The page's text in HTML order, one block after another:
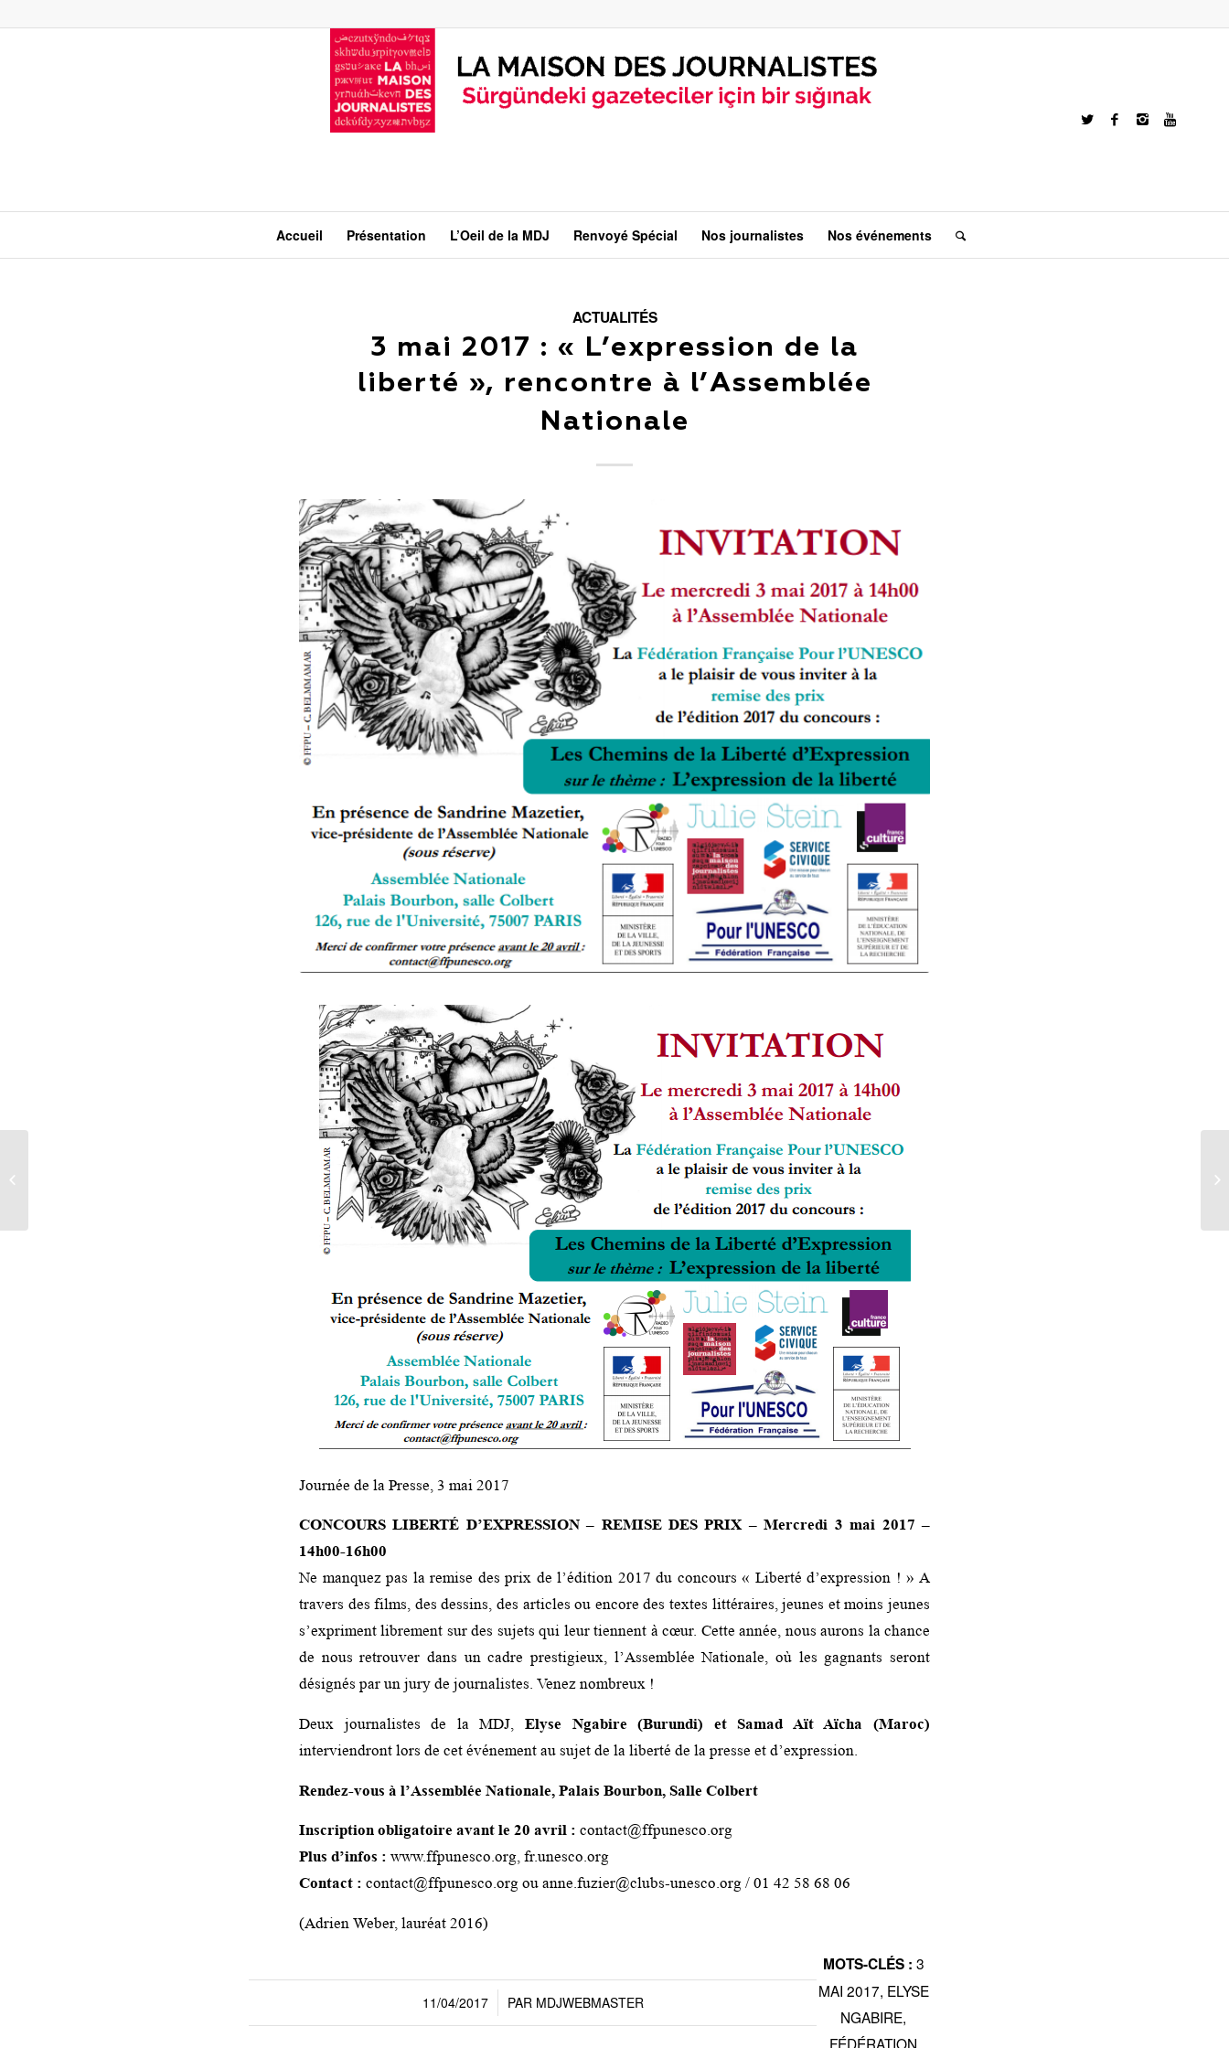
Accueil Présentation L’Oeil de la MDJ Renvoyé Spécial Nos journalistes Nos événements
ACTUALITÉS
3 mai 2017 : « L’expression de la
liberté », rencontre à l’Assemblée
Nationale
Journée de la Presse, 3 mai 2017
CONCOURS LIBERTÉ D’EXPRESSION – REMISE DES PRIX – Mercredi 3 mai 2017 –
14h00-16h00
Ne manquez pas la remise des prix de l’édition 2017 du concours « Liberté d’expression ! » A
travers des films, des dessins, des articles ou encore des textes littéraires, jeunes et moins jeunes
s’expriment librement sur des sujets qui leur tiennent à cœur. Cette année, nous aurons la chance
de nous retrouver dans un cadre prestigieux, l’Assemblée Nationale, où les gagnants seront
désignés par un jury de journalistes. Venez nombreux !
Deux journalistes de la MDJ, Elyse Ngabire (Burundi) et Samad Aït Aïcha (Maroc)
interviendront lors de cet événement au sujet de la liberté de la presse et d’expression.
Rendez-vous à l’Assemblée Nationale, Palais Bourbon, Salle Colbert
Inscription obligatoire avant le 20 avril : contact@ffpunesco.org
Plus d’infos : www.ffpunesco.org, fr.unesco.org
Contact : contact@ffpunesco.org ou anne.fuzier@clubs-unesco.org / 01 42 58 68 06
(Adrien Weber, lauréat 2016)
11/04/2017
/ PAR MDJWEBMASTER
MOTS-CLÉS : 3
MAI 2017, ELYSE
NGABIRE,
FÉDÉRATION